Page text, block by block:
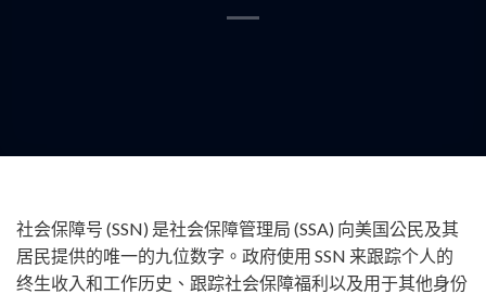
社会保障号 (SSN) 是社会保障管理局 (SSA) 向美国公民及其
居民提供的唯一的九位数字。政府使用 SSN 来跟踪个人的
终生收入和工作历史、跟踪社会保障福利以及用于其他身份